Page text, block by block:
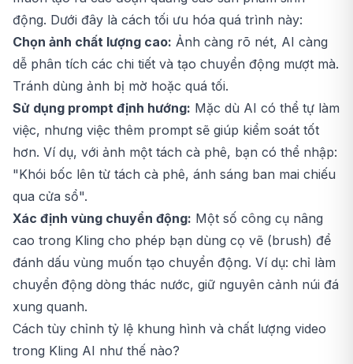
động. Dưới đây là cách tối ưu hóa quá trình này:
Chọn ảnh chất lượng cao: Ảnh càng rõ nét, AI càng
dễ phân tích các chi tiết và tạo chuyển động mượt mà.
Tránh dùng ảnh bị mờ hoặc quá tối.
Sử dụng prompt định hướng: Mặc dù AI có thể tự làm
việc, nhưng việc thêm prompt sẽ giúp kiểm soát tốt
hơn. Ví dụ, với ảnh một tách cà phê, bạn có thể nhập:
"Khói bốc lên từ tách cà phê, ánh sáng ban mai chiếu
qua cửa sổ".
Xác định vùng chuyển động: Một số công cụ nâng
cao trong Kling cho phép bạn dùng cọ vẽ (brush) để
đánh dấu vùng muốn tạo chuyển động. Ví dụ: chỉ làm
chuyển động dòng thác nước, giữ nguyên cảnh núi đá
xung quanh.
Cách tùy chỉnh tỷ lệ khung hình và chất lượng video
trong Kling AI như thế nào?